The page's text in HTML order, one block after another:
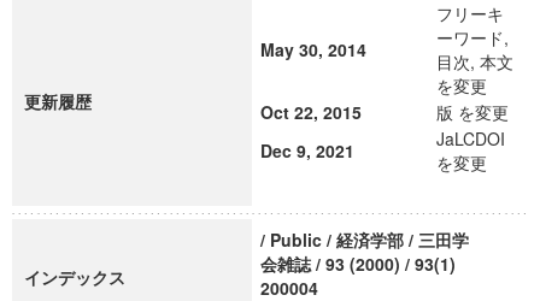
更新履歴
May 30, 2014
フリーキ
ーワード,
目次, 本文
を変更
Oct 22, 2015
版 を変更
Dec 9, 2021
JaLCDOI
を変更
インデックス
/ Public / 経済学部 / 三田学
会雑誌 / 93 (2000) / 93(1)
200004